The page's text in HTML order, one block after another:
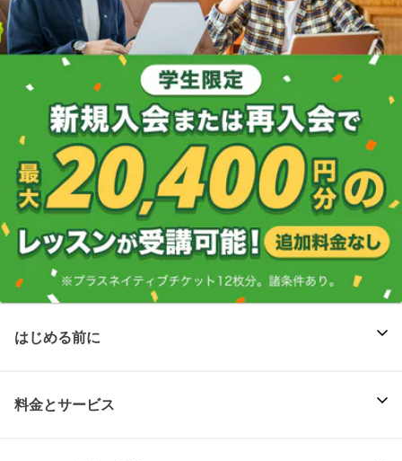
はじめる前に
料金とサービス